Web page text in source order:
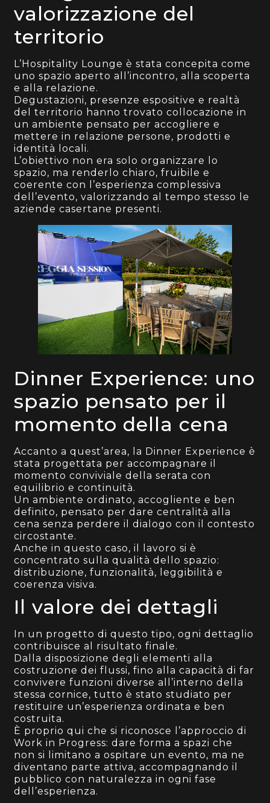
valorizzazione del
territorio
L’Hospitality Lounge è stata concepita come
uno spazio aperto all’incontro, alla scoperta
e alla relazione.
Degustazioni, presenze espositive e realtà
del territorio hanno trovato collocazione in
un ambiente pensato per accogliere e
mettere in relazione persone, prodotti e
identità locali.
L’obiettivo non era solo organizzare lo
spazio, ma renderlo chiaro, fruibile e
coerente con l’esperienza complessiva
dell’evento, valorizzando al tempo stesso le
aziende casertane presenti.
Dinner Experience: uno
spazio pensato per il
momento della cena
Accanto a quest’area, la Dinner Experience è
stata progettata per accompagnare il
momento conviviale della serata con
equilibrio e continuità.
Un ambiente ordinato, accogliente e ben
definito, pensato per dare centralità alla
cena senza perdere il dialogo con il contesto
circostante.
Anche in questo caso, il lavoro si è
concentrato sulla qualità dello spazio:
distribuzione, funzionalità, leggibilità e
coerenza visiva.
Il valore dei dettagli
In un progetto di questo tipo, ogni dettaglio
contribuisce al risultato finale.
Dalla disposizione degli elementi alla
costruzione dei flussi, fino alla capacità di far
convivere funzioni diverse all’interno della
stessa cornice, tutto è stato studiato per
restituire un’esperienza ordinata e ben
costruita.
È proprio qui che si riconosce l’approccio di
Work in Progress: dare forma a spazi che
non si limitano a ospitare un evento, ma ne
diventano parte attiva, accompagnando il
pubblico con naturalezza in ogni fase
dell’esperienza.